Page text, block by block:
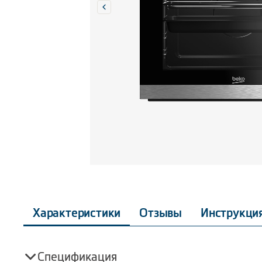
Характеристики Отзывы
Спецификация